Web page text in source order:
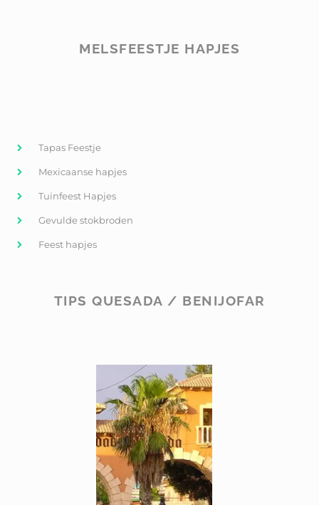
MELSFEESTJE HAPJES
Tapas Feestje
Mexicaanse hapjes
Tuinfeest Hapjes
Gevulde stokbroden
Feest hapjes
TIPS QUESADA / BENIJOFAR